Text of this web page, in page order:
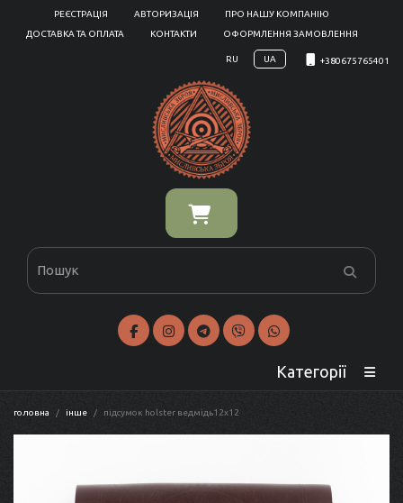
РЕЄСТРАЦІЯ АВТОРИЗАЦІЯ
ПРО НАШУ КОМПАНІЮ
ДОСТАВКА ТА ОПЛАТА
КОНТАКТИ ОФОРМЛЕННЯ ЗАМОВЛЕННЯ
RU UA +380675765401
Категорії
головна інше підсумок holster ведмідь12х12